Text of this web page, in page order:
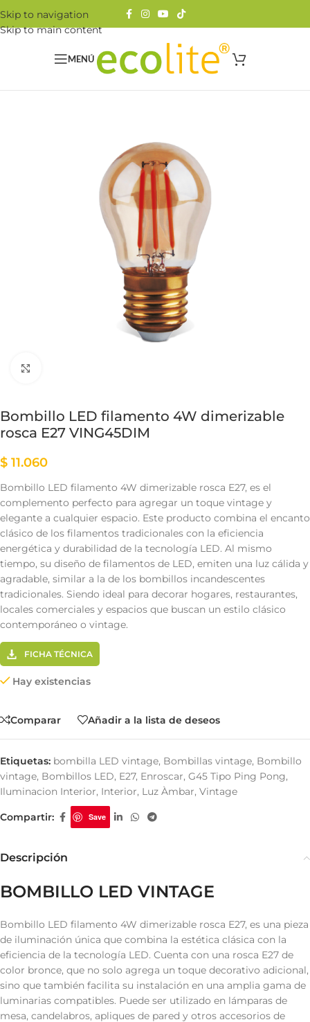
Skip to navigation
Skip to main content
MENÚ
Bombillo LED filamento 4W dimerizable
rosca E27 VING45DIM
$ 11.060
Bombillo LED filamento 4W dimerizable rosca E27, es el
complemento perfecto para agregar un toque vintage y
elegante a cualquier espacio. Este producto combina el encanto
clásico de los filamentos tradicionales con la eficiencia
energética y durabilidad de la tecnología LED. Al mismo
tiempo, su diseño de filamentos de LED, emiten una luz cálida y
agradable, similar a la de los bombillos incandescentes
tradicionales. Siendo ideal para decorar hogares, restaurantes,
locales comerciales y espacios que buscan un estilo clásico
contemporáneo o vintage.
FICHA TÉCNICA
Hay existencias
Comparar Añadir a la lista de deseos
Etiquetas: bombilla LED vintage, Bombillas vintage, Bombillo
vintage, Bombillos LED, E27, Enroscar, G45 Tipo Ping Pong,
Iluminacion Interior, Interior, Luz Àmbar, Vintage
Compartir: Save
Descripción
BOMBILLO LED VINTAGE
Bombillo LED filamento 4W dimerizable rosca E27, es una pieza
de iluminación única que combina la estética clásica con la
eficiencia de la tecnología LED. Cuenta con una rosca E27 de
color bronce, que no solo agrega un toque decorativo adicional,
sino que también facilita su instalación en una amplia gama de
luminarias compatibles. Puede ser utilizado en lámparas de
mesa, candelabros, apliques de pared y otros accesorios de